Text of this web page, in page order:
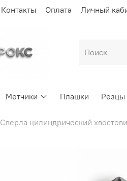
Контакты Оплата Личный
Метчики Плашки Резцы
Сверла цилиндрический